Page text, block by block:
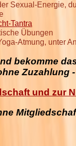
Sexual-Energie,
Tantra
Übungen
Atmung, unter
bekomme
Zuzahlung
und zur